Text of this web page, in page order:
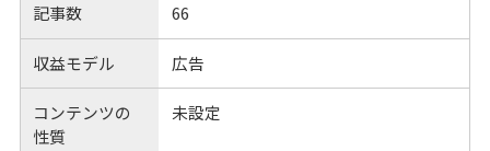
記事数 66
収益モデル 広告
コンテンツの
性質
未設定